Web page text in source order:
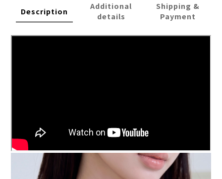
Description
Additional
details
Shipping &
Payment